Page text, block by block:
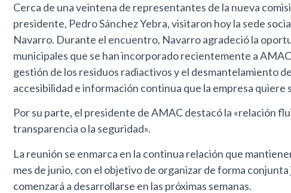
Cerca de una veintena de representantes de la nueva
presidente, Pedro Sánchez Yebra, visitaron hoy la sede
Navarro. Durante el encuentro, Navarro agradeció la
municipales que se han incorporado recientemente a
gestión de los residuos radiactivos y el desmantelamiento
accesibilidad e información continua que la empresa quiere
Por su parte, el presidente de AMAC destacó la «relación
transparencia o la seguridad».
La reunión se enmarca en la continua relación que
mes de junio, con el objetivo de organizar de forma
comenzará a desarrollarse en las próximas semanas.